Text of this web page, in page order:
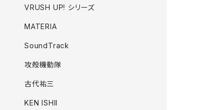
VRUSH UP! シリーズ
MATERIA
SoundTrack
攻殻機動隊
古代祐三
KEN ISHII